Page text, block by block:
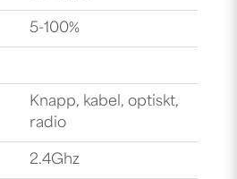
5-100%
Knapp, kabel, optiskt,
radio
2.4Ghz